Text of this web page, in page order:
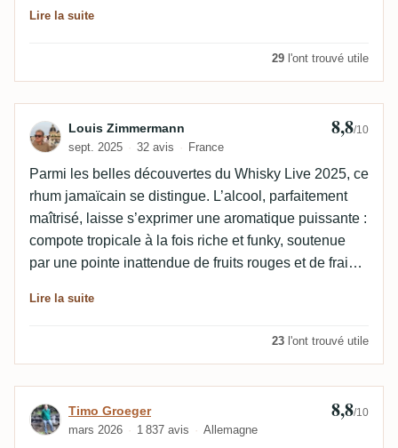
finale est plutôt courte, la plupart des arômes
Lire la suite
29 l'ont trouvé utile
Avis de Louis Zimmermann
Louis Zimmermann
sept. 2025 32 avis France
8,8/10
Parmi les belles découvertes du Whisky Live 2025, ce
rhum jamaïcain se distingue. L’alcool, parfaitement
maîtrisé, laisse s’exprimer une aromatique puissante :
compote tropicale à la fois riche et funky, soutenue
par une pointe inattendue de fruits rouges et de fraise.
Lire la suite
23 l'ont trouvé utile
Avis de Timo Groeger
Timo Groeger
mars 2026 1 837 avis Allemagne
8,8/10